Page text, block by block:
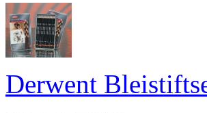
Derwent